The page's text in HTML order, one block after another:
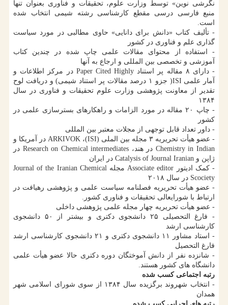
نگرشی نوین» توسط وزارت علوم، تحقیقات و فناوری بعنوان تنها
منبع فارسی درسی مقطع کارشناسی رشته شیمی انتخاب شده
است.
- تألیف کتاب «دانش برای دانایی» حاوی مطالبی در مورد سیاست
گذاری علم و فناوری در کشور
- استفاده از محتوای مقالات علمی چاپ شده در چندین کتاب
آموزشی و تخصصی بین المللی و ارجاع به آنها
- دارای ۸ مقاله پر استناد Paper Cited Highly در مرکز اطلاعات و
آمار علمی ISI( جزو ۱ درصد مقالات پر استناد شیمی) و دریافت لوح
تقدیر از معاونت پژوهشی وزارت علوم تحقیقات و فناوری در سال
۱۳۸۴
- چاپ ۲۰ مقاله در مورد الزامات و راهکارهای بسترسازی علمی در
کشور
- داور تعداد قابل توجهی از مجلات معتبر بین المللی
- عضو هیأت تحریریه ۳ مجله بین الملی (ISI)، ARKIVOK در آمریکا و
Chemistry in Indian در هند، Research on Chemical intermediates در
ژاپن و Catalysis of Journal Iranian در ایران
- کمک ادیتور Associate editor مجله Journal of the Iranian Chemical
Scociety در سال ۲۰۱۸
- عضو هیأت تحریریه فصلنامه سیاست علمی و پژوهشی رهیافت در
ارتباط با شورایعالی تحقیقات و فناوری کشور.
- عضو هیأت تحریریه چهار مجله علمی پژوهشی داخلی
- فارغ التحصیلی ۲۵ دانشجوی دکتری و بیشتر از ۵۰ دانشجوی
کارشناسی ارشد
- استاد مشاور ۱۱ دانشجوی دکتری و ۲۱ دانشجوی کارشناسی ارشد
فارغ التحصیل
- شانزده نفر از دانش آموختگان دوره دکتری حالا عضو هیأت علمی
دانشگاه های کشور هستند.
رتبه اجتماعی کسب شده
- انتخاب شهروند برگزیده سال ۱۳۸۴ از سوی شورای اسلامی شهر
همدان